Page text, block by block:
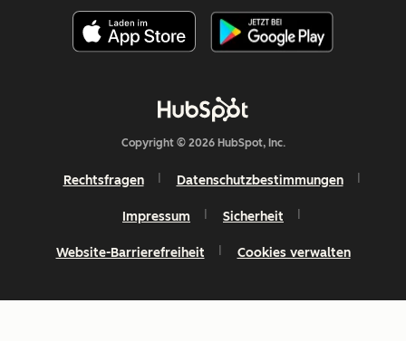
Copyright © 2026 HubSpot, Inc.
Rechtsfragen Datenschutzbestimmungen
Impressum Sicherheit
Website-Barrierefreiheit Cookies verwalten